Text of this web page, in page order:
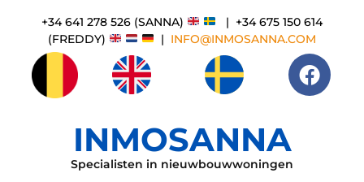
+34 641 278 526 (SANNA)
| +34 675 150 614
(FREDDY)
| INFO@INMOSANNA.COM
INMOSANNA
Specialisten in nieuwbouwwoningen